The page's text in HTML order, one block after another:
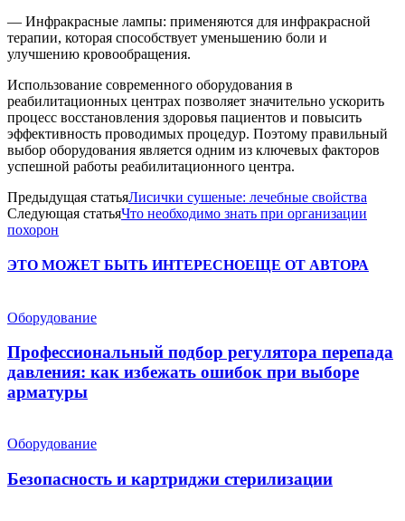
— Инфракрасные лампы: применяются для инфракрасной
терапии, которая способствует уменьшению боли и
улучшению кровообращения.
Использование современного оборудования в
реабилитационных центрах позволяет значительно ускорить
процесс восстановления здоровья пациентов и повысить
эффективность проводимых процедур. Поэтому правильный
выбор оборудования является одним из ключевых факторов
успешной работы реабилитационного центра.
Предыдущая статьяЛисички сушеные: лечебные свойства
Следующая статьяЧто необходимо знать при организации
похорон
ЭТО МОЖЕТ БЫТЬ ИНТЕРЕСНОЕЩЕ ОТ АВТОРА
Оборудование
Профессиональный подбор регулятора перепада
давления: как избежать ошибок при выборе
арматуры
Оборудование
Безопасность и картриджи стерилизации